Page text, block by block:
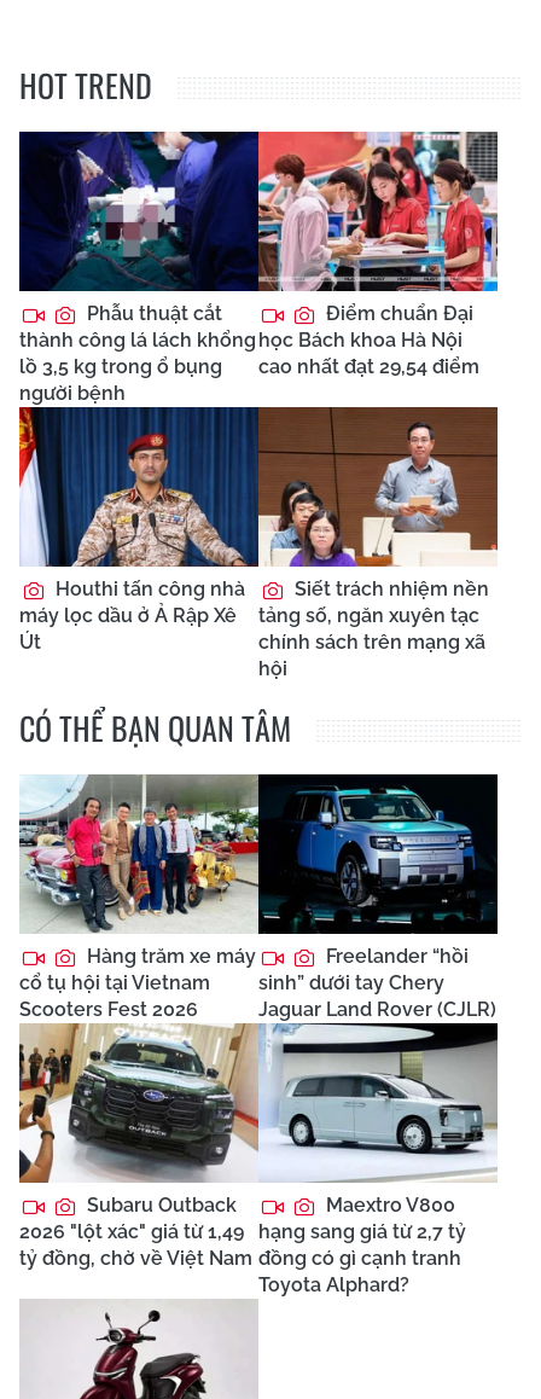
HOT TREND
Phẫu thuật cắt
thành công lá lách khổng
lồ 3,5 kg trong ổ bụng
người bệnh
Điểm chuẩn Đại
học Bách khoa Hà Nội
cao nhất đạt 29,54 điểm
Houthi tấn công nhà
máy lọc dầu ở Ả Rập Xê
Út
Siết trách nhiệm nền
tảng số, ngăn xuyên tạc
chính sách trên mạng xã
hội
CÓ THỂ BẠN QUAN TÂM
Hàng trăm xe máy
cổ tụ hội tại Vietnam
Scooters Fest 2026
Freelander “hồi
sinh” dưới tay Chery
Jaguar Land Rover (CJLR)
Subaru Outback
2026 "lột xác" giá từ 1,49
tỷ đồng, chờ về Việt Nam
Maextro V800
hạng sang giá từ 2,7 tỷ
đồng có gì cạnh tranh
Toyota Alphard?